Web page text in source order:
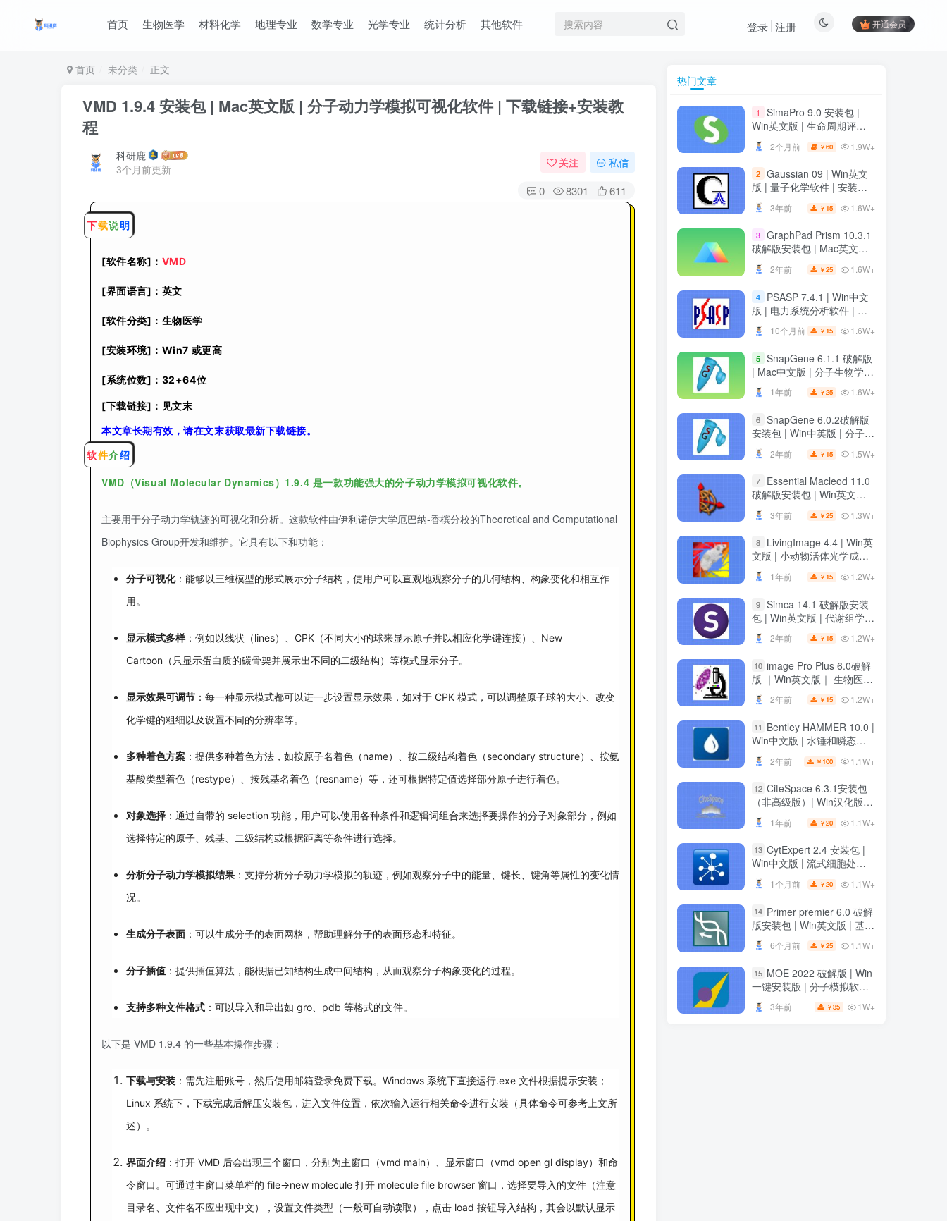
首页 生物医学 材料化学 地理专业 数学专业 光学专业 统计分析 其他软件 开通会员
登录 注册
首页 未分类 正文
VMD 1.9.4 安装包 | Mac英文版 | 分子动力学模拟可视化软件 | 下载链接+安装教
程
科研鹿
3个月前更新
关注 私信
0 8301 611
下载说明
[软件名称]： VMD
[界面语言]：英文
[软件分类]：生物医学
[安装环境]：Win7 或更高
[系统位数]：32+64位
[下载链接]：见文末
本文章长期有效，请在文末获取最新下载链接。
软件介绍
VMD（Visual Molecular Dynamics）1.9.4 是一款功能强大的分子动力学模拟可视化软件。
主要用于分子动力学轨迹的可视化和分析。这款软件由伊利诺伊大学厄巴纳-香槟分校的Theoretical and Computational
Biophysics Group开发和维护。它具有以下和功能：
分子可视化：能够以三维模型的形式展示分子结构，使用户可以直观地观察分子的几何结构、构象变化和相互作
用。
显示模式多样：例如以线状（lines）、CPK（不同大小的球来显示原子并以相应化学键连接）、New
Cartoon（只显示蛋白质的碳骨架并展示出不同的二级结构）等模式显示分子。
显示效果可调节 ：每一种显示模式都可以进一步设置显示效果，如对于 CPK 模式，可以调整原子球的大小、改变
化学键的粗细以及设置不同的分辨率等。
多种着色方案 ：提供多种着色方法，如按原子名着色（name）、按二级结构着色（secondary structure）、按氨
基酸类型着色（restype）、按残基名着色（resname）等，还可根据特定值选择部分原子进行着色。
对象选择 ：通过自带的 selection 功能，用户可以使用各种条件和逻辑词组合来选择要操作的分子对象部分，例如
选择特定的原子、残基、二级结构或根据距离等条件进行选择。
分析分子动力学模拟结果 ：支持分析分子动力学模拟的轨迹，例如观察分子中的能量、键长、键角等属性的变化情
况。
生成分子表面 ：可以生成分子的表面网格，帮助理解分子的表面形态和特征。
分子插值 ：提供插值算法，能根据已知结构生成中间结构，从而观察分子构象变化的过程。
支持多种文件格式 ：可以导入和导出如 gro、pdb 等格式的文件。
以下是 VMD 1.9.4 的一些基本操作步骤：
下载与安装 ：需先注册账号，然后使用邮箱登录免费下载。Windows 系统下直接运行.exe 文件根据提示安装；
Linux 系统下，下载完成后解压安装包，进入文件位置，依次输入运行相关命令进行安装（具体命令可参考上文所
述）。
界面介绍 ：打开 VMD 后会出现三个窗口，分别为主窗口（vmd main）、显示窗口（vmd open gl display）和命
令窗口。可通过主窗口菜单栏的 file->new molecule 打开 molecule file browser 窗口，选择要导入的文件（注意
目录名、文件名不应出现中文），设置文件类型（一般可自动读取），点击 load 按钮导入结构，其会以默认显示
热门文章
1
SimaPro 9.0 安装包 |
Win英文版 | 生命周期评估
软件 | 安装教程
2个月前 ￥60 1.9W+
2 Gaussian 09 | Win英文
版 | 量子化学软件 | 安装教
程
3年前 ￥ 15 1.6W+
3 GraphPad Prism 10.3.1
破解版安装包 | Mac英文版 |
科研绘图软件 | 安装教程
2年前 ￥25 1.6W+
4
PSASP 7.4.1 | Win中文
版 | 电力系统分析软件 | 安
装教程
10个月前 ￥ 15 1.6W+
5 SnapGene 6.1.1 破解版
| Mac中文版 | 分子生物学软
件 | 安装教程 | 一键安装版
1年前 ￥25 1.6W+
6 SnapGene 6.0.2破解版
安装包 | Win中英版 | 分子生
物学软件 | 下载及安装教程
2年前 ￥ 15 1.5W+
7
Essential Macleod 11.0
破解版安装包 | Win英文版 |
光学薄膜分析与设计软件 |
下载及安装教程
3年前 ￥25 1.3W+
8
LivingImage 4.4 | Win英
文版 | 小动物活体光学成像
软件 | 安装教程
1年前 ￥ 15 1.2W+
9 Simca 14.1 破解版安装
包 | Win英文版 | 代谢组学数
据分析软件 | 安装教程
2年前 ￥ 15 1.2W+
10 image Pro Plus 6.0破解
版 ｜Win英文版｜ 生物医学
科研绘图软件 ｜安装教程
2年前 ￥ 15 1.2W+
11 Bentley HAMMER 10.0 |
Win中文版 | 水锤和瞬态分
析软件 | 安装教程
2年前 ￥ 100 1.1W+
12 CiteSpace 6.3.1安装包
（非高级版）| Win汉化版 |
文献可视化分析软件 | 下载
链接+安装教程
1年前 ￥20 1.1W+
13 CytExpert 2.4 安装包 |
Win中文版 | 流式细胞处理
软件 | 下载及安装教程
1个月前 ￥20 1.1W+
14 Primer premier 6.0 破解
版安装包 | Win英文版 | 基因
分析软件 | 安装教程 | 一键
安装6个月前 ￥25 1.1W+
15 MOE 2022 破解版 | Win
一键安装版 | 分子模拟软件 |
安装教程
3年前 ￥35 1W+
热门文章
1
SimaPro 9.0 安装包 |
Win英文版 | 生命周期评估
软件 | 安装教程
2个月前 ￥60 1.9W+
2 Gaussian 09 | Win英文
版 | 量子化学软件 | 安装教
3年前 ￥15 1.6W+
3 GraphPad Prism 10.3.1
破解版安装包 | Mac英文版 |
科研绘图软件 | 安装教程
2年前 ￥25 1.6W+
4
PSASP 7.4.1 | Win中文
版 | 电力系统分析软件 | 安
装教程
10个月前 ￥15 1.6W+
5
SnapGene 6.1.1 破解版
| Mac中文版 | 分子生物学软
件 | 安装教程 | 一键安装版
1年前 ￥25 1.6W+
6
SnapGene 6.0.2破解版
安装包 | Win中英版 | 分子生
物学软件 | 下载及安装教程
2年前 ￥15 1.5W+
7
Essential Macleod 11.0
破解版安装包 | Win英文版 |
光学薄膜分析与设计软件 |
下载及安装教程
3年前 ￥25 1.3W+
8
LivingImage 4.4 | Win英
文版 | 小动物活体光学成像
软件 | 安装教程
1年前 ￥15 1.2W+
9
Simca 14.1 破解版安装
包 | Win英文版 | 代谢组学数
据分析软件 | 安装教程
2年前 ￥15 1.2W+
10 image Pro Plus 6.0破解
版 ｜Win英文版｜ 生物医学
科研绘图软件 ｜安装教程
2年前 ￥15 1.2W+
11 Bentley HAMMER 10.0 |
Win中文版 | 水锤和瞬态分
析软件 | 安装教程
2年前 ￥100 1.1W+
12 CiteSpace 6.3.1安装包
（非高级版）| Win汉化版 |
文献可视化分析软件 | 下载
链接+安装教程
1年前 ￥20 1.1W+
13 CytExpert 2.4 安装包 |
Win中文版 | 流式细胞处理
软件 | 下载及安装教程
1个月前 ￥20 1.1W+
14 Primer premier 6.0 破解
版安装包 | Win英文版 | 基因
分析软件 | 安装教程 | 一键
安装6个月前 ￥25 1.1W+
15 MOE 2022 破解版 | Win
一键安装版 | 分子模拟软件 |
安装教程
3年前 ￥35 1W+